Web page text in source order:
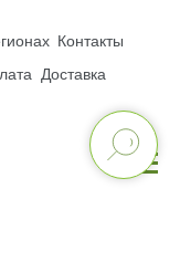
Контакты
Доставка